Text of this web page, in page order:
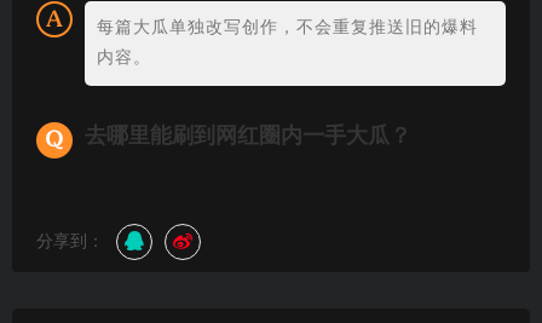
每篇大瓜单独改写创作，不会重复推送旧的爆料
内容。
去哪里能刷到网红圈内一手大瓜？
分享到：